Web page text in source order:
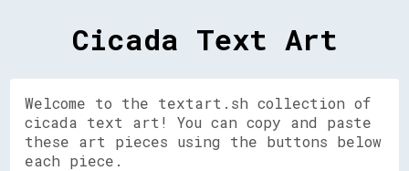
Cicada Text Art
Welcome to the textart.sh collection of
cicada text art! You can copy and paste
these art pieces using the buttons below
each piece.